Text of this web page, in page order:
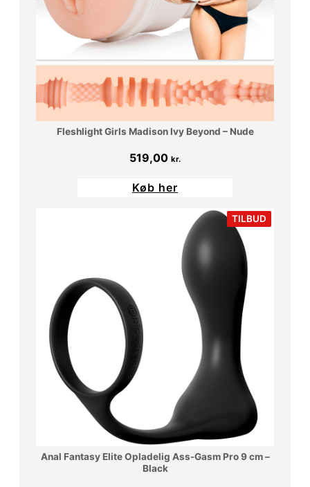
Fleshlight Girls Madison Ivy Beyond – Nude
519,00 kr.
Køb her
TILBUD
PÅ
Anal Fantasy Elite Opladelig Ass-Gasm Pro 9 cm –
Black